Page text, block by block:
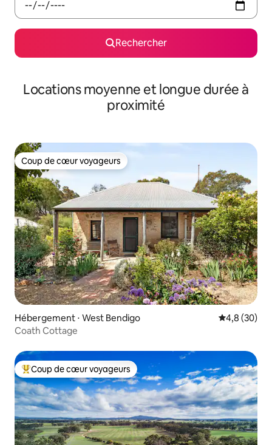
Rechercher
Locations moyenne et longue durée à
proximité
Coup de cœur voyageurs
Coup de cœur voyageurs
Hébergement ⋅ West Bendigo Évaluation
4,8 (30)
Coath Cottage
Coups de cœur voyageurs les plus appréciés
Coup de cœur voyageurs